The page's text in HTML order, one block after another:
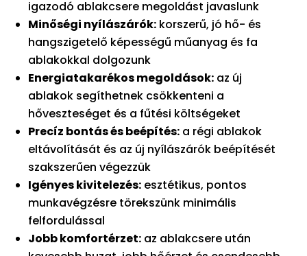
igazodó ablakcsere megoldást javaslunk
Minőségi nyílászárók: korszerű, jó hő- és
hangszigetelő képességű műanyag és fa
ablakokkal dolgozunk
Energiatakarékos megoldások: az új
ablakok segíthetnek csökkenteni a
hőveszteséget és a fűtési költségeket
Precíz bontás és beépítés: a régi ablakok
eltávolítását és az új nyílászárók beépítését
szakszerűen végezzük
Igényes kivitelezés: esztétikus, pontos
munkavégzésre törekszünk minimális
felfordulással
Jobb komfortérzet: az ablakcsere után